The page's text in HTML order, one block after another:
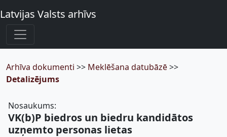
Latvijas Valsts arhīvs
Arhīva dokumenti >> Meklēšana datubāzē>>
Detalizējums
Nosaukums:
VK(b)P biedros un biedru kandidātos
uzņemto personas lietas